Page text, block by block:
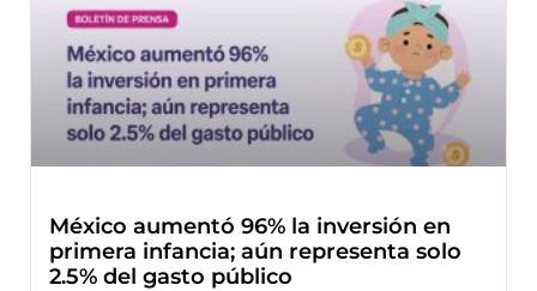
México aumentó 96% la inversión en
primera infancia; aún representa solo
2.5% del gasto público